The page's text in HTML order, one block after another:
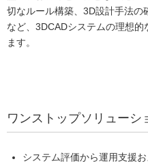
切なルール構築、3D設計手法
など、3DCADシステムの理想
ます。
ワンストップソリューシ
システム評価から運用支援